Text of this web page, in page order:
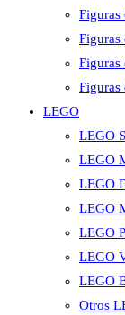
Figuras
Figuras
Figuras
Figuras
LEGO
LEGO
LEGO
LEGO
LEGO
LEGO
LEGO
LEGO
Otros